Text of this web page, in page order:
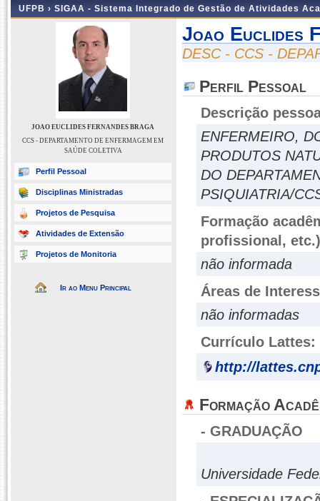
UFPB › SIGAA - Sistema Integrado de Gestão de Atividades
JOAO EUCLIDES FERNANDES BRAGA
CCS - DEPARTAMENTO DE ENFERMAGEM EM
SAÚDE COLETIVA
Perfil Pessoal
Disciplinas Ministradas
Projetos de Pesquisa
Atividades de Extensão
Projetos de Monitoria
Ir ao Menu Principal
Joao Euclides
DESC - CCS -
Perfil Pessoal
Descrição
ENFERMEIRO,
PRODUTOS
DO
PSIQUIATRIA/
Formação
profissional, etc.)
não informada
Áreas de
não informadas
Currículo Lattes:
http://
Formação
- GRADUAÇÃO
Universidade